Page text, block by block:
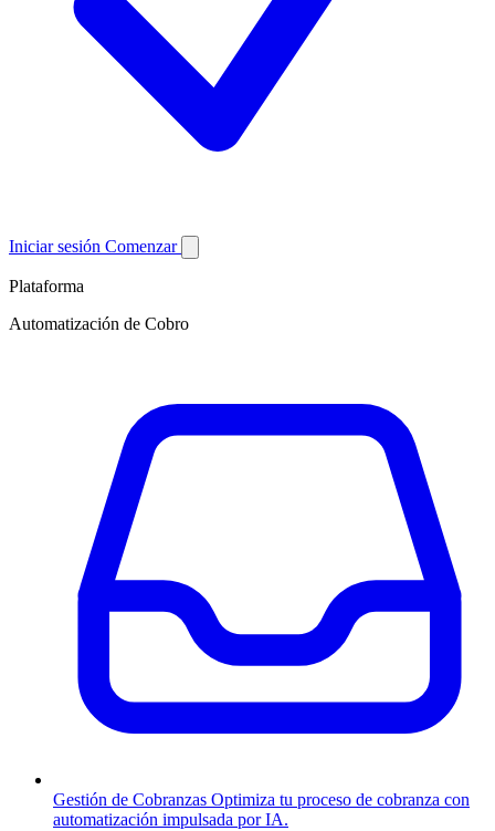
Iniciar sesión Comenzar
Plataforma
Automatización de Cobro
Gestión de Cobranzas Optimiza tu proceso de cobranza con
automatización impulsada por IA.